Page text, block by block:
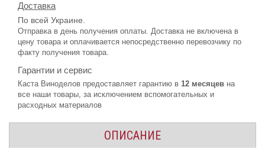
Доставка
По всей Украине.
Отправка в день получения оплаты. Доставка не включена в
цену товара и оплачивается непосредственно перевозчику по
факту получения товара.
Гарантии и сервис
Каста Виноделов предоставляет гарантию в 12 месяцев на
все наши товары, за исключением вспомогательных и
расходных материалов
ОПИСАНИЕ